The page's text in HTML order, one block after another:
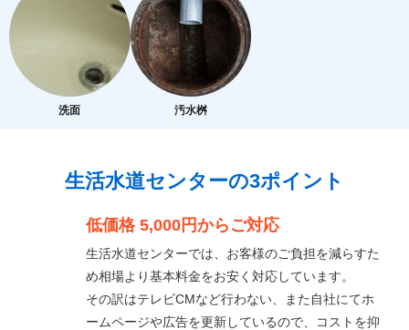
洗面 汚水桝
生活水道センターの3ポイント
低価格 5,000円からご対応
生活水道センターでは、お客様のご負担を減らすた
め相場より基本料金をお安く対応しています。
その訳はテレビCMなど行わない、また自社にてホ
ームページや広告を更新しているので、コストを抑